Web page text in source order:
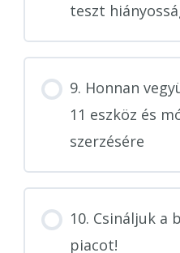
teszt
9. Honnan
11 eszköz és
szerzésére
10. Csináljuk a
piacot!